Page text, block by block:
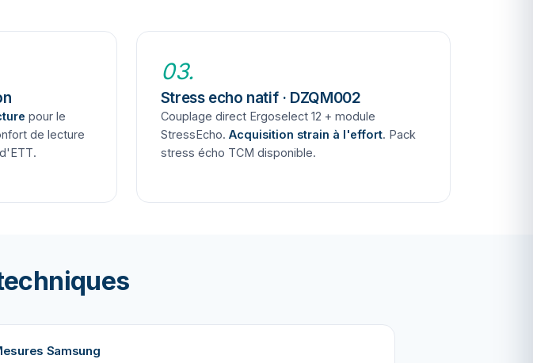
pour le
de lecture
03.
Stress echo natif · DZQM002
Couplage direct Ergoselect 12 + module
StressEcho. Acquisition strain à l'effort. Pack
stress écho TCM disponible.
Samsung